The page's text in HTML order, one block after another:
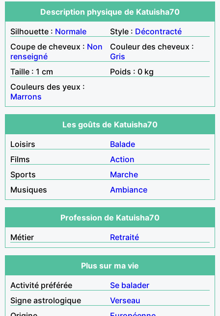
Description physique de Katuisha70
Silhouette : Normale Style : Décontracté
Coupe de cheveux : Non
renseigné
Couleur des cheveux :
Gris
Taille : 1 cm
Poids : 0 kg
Couleurs des yeux :
Marrons
Les goûts de Katuisha70
Loisirs
Balade
Films
Action
Sports
Marche
Musiques
Ambiance
Profession de Katuisha70
Métier
Retraité
Plus sur ma vie
Activité préférée
Se balader
Signe astrologique
Verseau